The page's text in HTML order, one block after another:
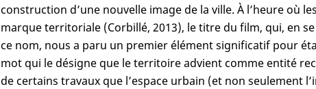
construction d’une nouvelle image de la ville. À l’heure où
marque territoriale (Corbillé, 2013), le titre du film, qui, en
ce nom, nous a paru un premier élément significatif pour
mot qui le désigne que le territoire advient comme entité
de certains travaux que l’espace urbain (et non seulement